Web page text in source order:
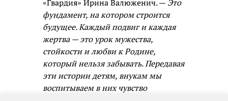
«Гвардия» Ирина Валюженич. — Это
фундамент, на котором строится
будущее. Каждый подвиг и каждая
жертва — это урок мужества,
стойкости и любви к Родине,
который нельзя забывать. Передавая
эти истории детям, внукам мы
воспитываем в них чувство